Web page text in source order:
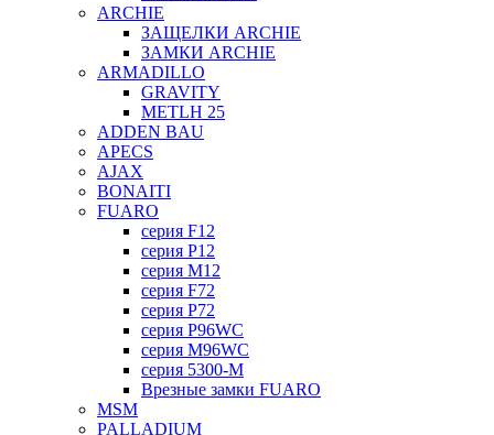
ARCHIE
ЗАЩЕЛКИ ARCHIE
ЗАМКИ ARCHIE
ARMADILLO
GRAVITY
METLH 25
ADDEN BAU
APECS
AJAX
BONAITI
FUARO
серия F12
серия P12
серия M12
серия F72
серия P72
серия P96WC
серия M96WC
серия 5300-M
Врезные замки FUARO
MSM
PALLADIUM